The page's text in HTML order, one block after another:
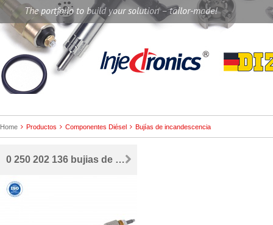
The portfolio to build your solution – tailor-made!
Home Productos Componentes Diésel Bujías de incandescencia
0 250 202 136 bujias de precalentamiento para peugeot 405 diesel